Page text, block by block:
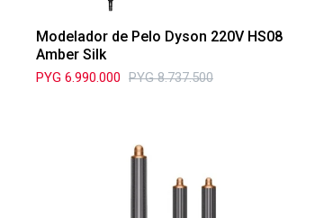
Modelador de Pelo Dyson 220V HS08
Amber Silk
PYG 6.990.000 PYG 8.737.500